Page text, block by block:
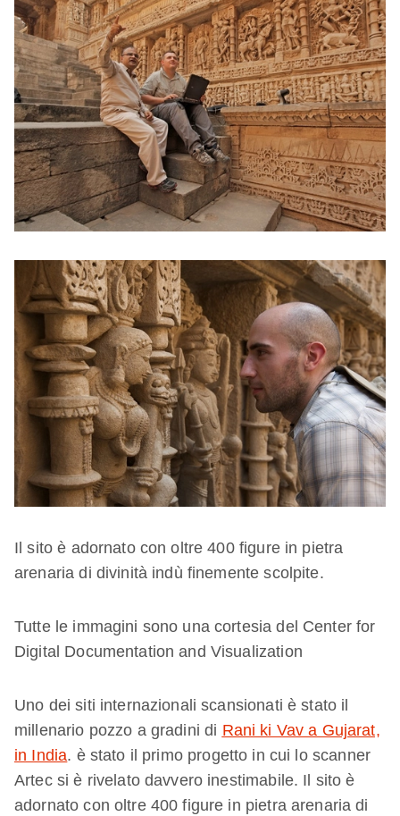
Il sito è adornato con oltre 400 figure in pietra
arenaria di divinità indù finemente scolpite.
Tutte le immagini sono una cortesia del Center for
Digital Documentation and Visualization
Uno dei siti internazionali scansionati è stato il
millenario pozzo a gradini di Rani ki Vav a Gujarat,
in India. è stato il primo progetto in cui lo scanner
Artec si è rivelato davvero inestimabile. Il sito è
adornato con oltre 400 figure in pietra arenaria di